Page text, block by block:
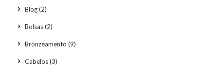
Blog(2)
Bolsas(2)
Bronzeamento (9)
Cabelos(3)